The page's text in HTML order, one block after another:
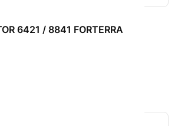
6421 / 8841 FORTERRA